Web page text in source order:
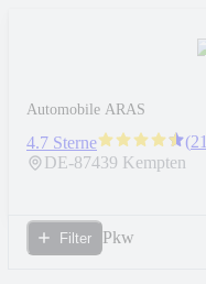
Automobile ARAS
4.7 Sterne (21
DE-87439 Kempten
Filter Pkw